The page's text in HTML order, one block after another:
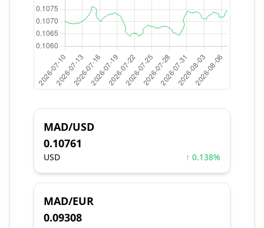
MAD/USD
0.10761
USD ↑ 0.138%
MAD/EUR
0.09308